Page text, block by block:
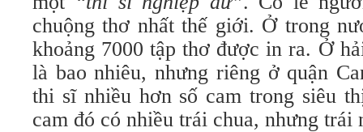
chuộng thơ nhất thế giới. Ở trong
khoảng 7000 tập thơ được in ra. Ở
là bao nhiêu, nhưng riêng ở quận
thi sĩ nhiều hơn số cam trong siêu
cam đó có nhiều trái chua, nhưng trái